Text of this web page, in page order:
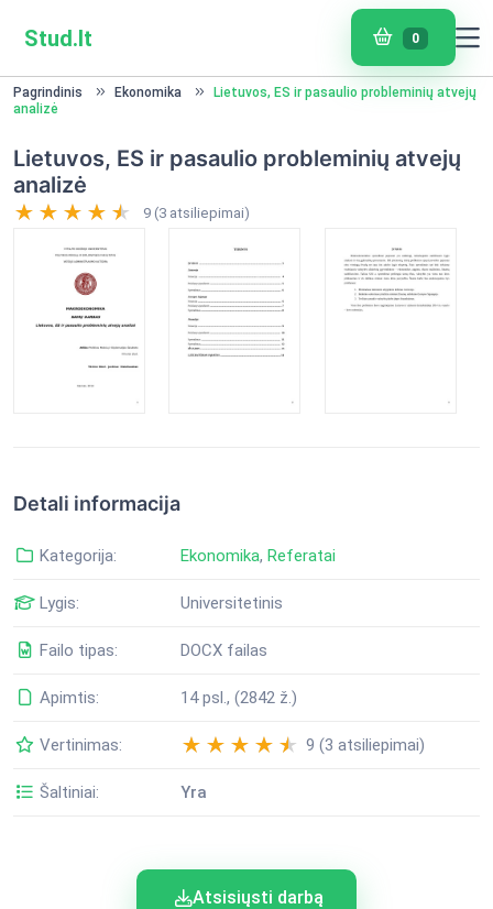
Stud.lt 0
Pagrindinis Ekonomika
Lietuvos, ES ir pasaulio probleminių atvejų
analizė
Lietuvos, ES ir pasaulio probleminių atvejų
analizė
9 (3 atsiliepimai)
Detali informacija
Kategorija: Ekonomika, Referatai
Lygis: Universitetinis
Failo tipas: DOCX failas
Apimtis: 14 psl., (2842 ž.)
Vertinimas: 9 (3 atsiliepimai)
Šaltiniai: Yra
Atsisiųsti darbą